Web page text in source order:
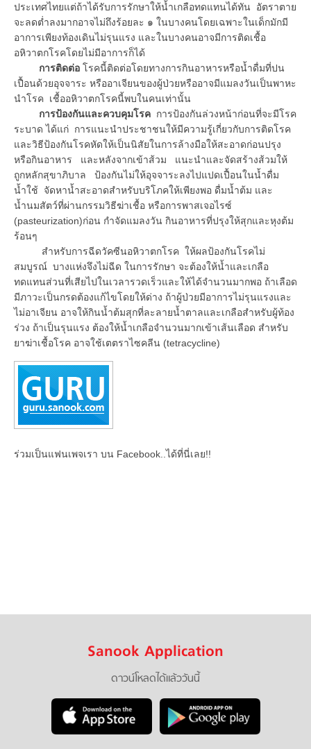
ประเทศไทยแต่ถ้าได้รับการรักษาให้น้ำเกลือทดแทนได้ทัน อัตราตาย
จะลดต่ำลงมากอาจไม่ถึงร้อยละ ๑ ในบางคนโดยเฉพาะในเด็กมักมี
อาการเพียงท้องเดินไม่รุนแรง และในบางคนอาจมีการติดเชื้อ
อหิวาตกโรคโดยไม่มีอาการก็ได้
การติดต่อ โรคนี้ติดต่อโดยทางการกินอาหารหรือน้ำดื่มที่ปน
เปื้อนด้วยอุจจาระ หรืออาเจียนของผู้ป่วยหรืออาจมีแมลงวันเป็นพาหะ
นำโรค เชื้ออหิวาตกโรคนี้พบในคนเท่านั้น
การป้องกันและควบคุมโรค การป้องกันล่วงหน้าก่อนที่จะมีโรค
ระบาด ได้แก่ การแนะนำประชาชนให้มีความรู้เกี่ยวกับการติดโรค
และวิธีป้องกันโรคหัดให้เป็นนิสัยในการล้างมือให้สะอาดก่อนปรุง
หรือกินอาหาร และหลังจากเข้าส้วม แนะนำและจัดสร้างส้วมให้
ถูกหลักสุขาภิบาล ป้องกันไม่ให้อุจจาระลงไปแปดเปื้อนในน้ำดื่ม
น้ำใช้ จัดหาน้ำสะอาดสำหรับบริโภคให้เพียงพอ ดื่มน้ำต้ม และ
น้ำนมสัตว์ที่ผ่านกรรมวิธีฆ่าเชื้อ หรือการพาสเจอไรซ์
(pasteurization)ก่อน กำจัดแมลงวัน กินอาหารที่ปรุงให้สุกและหุงต้ม
ร้อนๆ
สำหรับการฉีดวัคซีนอหิวาตกโรค ให้ผลป้องกันโรคไม่
สมบูรณ์ บางแห่งจึงไม่ฉีด ในการรักษา จะต้องให้น้ำและเกลือ
ทดแทนส่วนที่เสียไปในเวลารวดเร็วและให้ได้จำนวนมากพอ ถ้าเลือด
มีภาวะเป็นกรดต้องแก้ไขโดยให้ด่าง ถ้าผู้ป่วยมีอาการไม่รุนแรงและ
ไม่อาเจียน อาจให้กินน้ำต้มสุกที่ละลายน้ำตาลและเกลือสำหรับผู้ท้อง
ร่วง ถ้าเป็นรุนแรง ต้องให้น้ำเกลือจำนวนมากเข้าเส้นเลือด สำหรับ
ยาฆ่าเชื้อโรค อาจใช้เตตราไซคลีน (tetracycline)
ร่วมเป็นแฟนเพจเรา บน Facebook..ได้ที่นี่เลย!!
Sanook Application
ดาวน์โหลดได้แล้ววันนี้